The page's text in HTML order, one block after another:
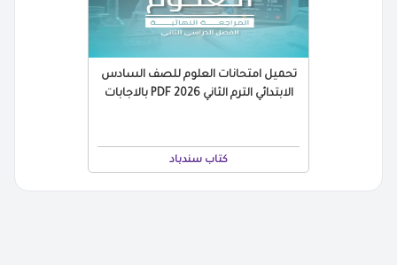
تحميل امتحانات العلوم للصف السادس
الابتدائي الترم الثاني 2026 PDF بالاجابات
كتاب سندباد